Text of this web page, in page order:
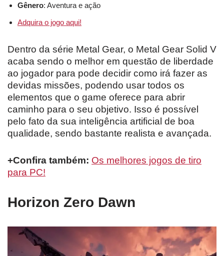
Gênero: Aventura e ação
Adquira o jogo aqui!
Dentro da série Metal Gear, o Metal Gear Solid V
acaba sendo o melhor em questão de liberdade
ao jogador para pode decidir como irá fazer as
devidas missões, podendo usar todos os
elementos que o game oferece para abrir
caminho para o seu objetivo. Isso é possível
pelo fato da sua inteligência artificial de boa
qualidade, sendo bastante realista e avançada.
+Confira também: Os melhores jogos de tiro
para PC!
Horizon Zero Dawn